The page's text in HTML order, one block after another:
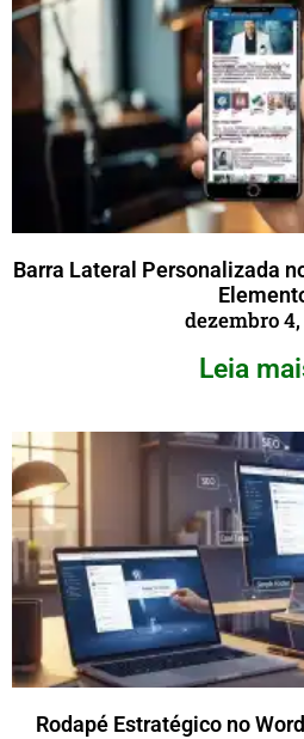
Barra Lateral Personalizada
dezembro 4,
Leia
Rodapé Estratégico no